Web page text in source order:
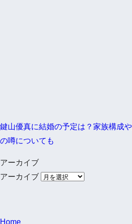
鍵山優真に結婚の予定は？家族構成
の噂についても
アーカイブ
アーカイブ
Home